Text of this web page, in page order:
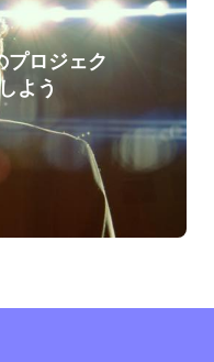
プロジェク
よう